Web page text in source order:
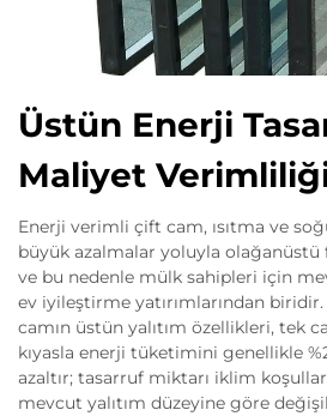
Üstün Enerji
Maliyet
Enerji verimli çift cam, ısıtma ve
büyük azalmalar yoluyla
ve bu nedenle mülk sahipleri için
ev iyileştirme yatırımlarından
camın üstün yalıtım özellikleri, tek
kıyasla enerji tüketimini genellikle
azaltır; tasarruf miktarı iklim
mevcut yalıtım düzeyine göre